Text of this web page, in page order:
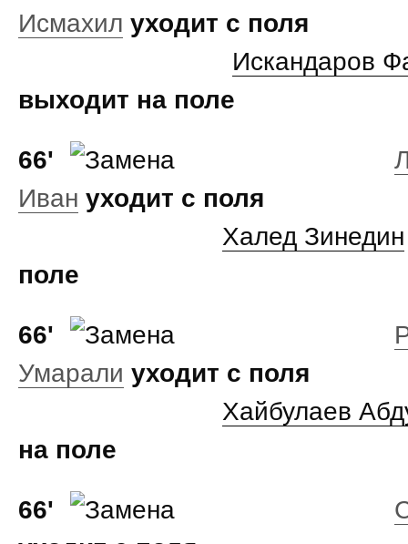
Исмахил уходит с поля
Искандаров
выходит на поле
66'
Иван уходит с поля
Халед Зинедин
поле
66'
Умарали уходит с поля
Хайбулаев
на поле
66'